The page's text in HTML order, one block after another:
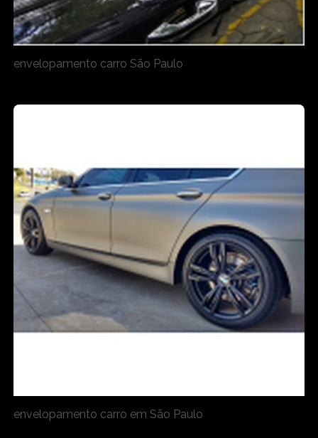
envelopamento carro São Paulo
envelopamento carro em São Paulo